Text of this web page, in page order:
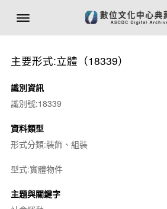
主要形式:立體（18339）
識別資訊
識別號:18339
資料類型
形式分類:裝飾、組裝
型式:實體物件
主題與關鍵字